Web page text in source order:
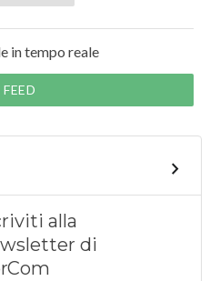
in tempo reale
FEED
alla
di